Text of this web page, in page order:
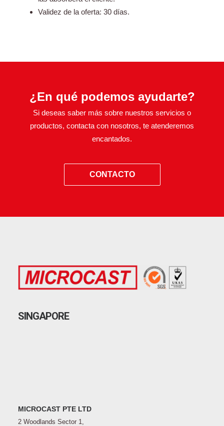
Validez de la oferta: 30 días.
¿En qué podemos ayudarte?
Si deseas saber más sobre nuestros servicios o
productos, contacta con nosotros, te atenderemos
encantados.
CONTACTO
SINGAPORE
MICROCAST PTE LTD
2 Woodlands Sector 1,